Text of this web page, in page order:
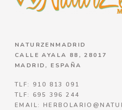
NATURZENMADRID
CALLE AYALA 88, 28017
MADRID, ESPAÑA
TLF: 910 813 091
TLF: 695 396 244
EMAIL: